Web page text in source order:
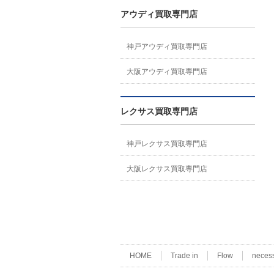
アウディ買取専門店
神戸アウディ買取専門店
大阪アウディ買取専門店
レクサス買取専門店
神戸レクサス買取専門店
大阪レクサス買取専門店
HOME Trade in Flow